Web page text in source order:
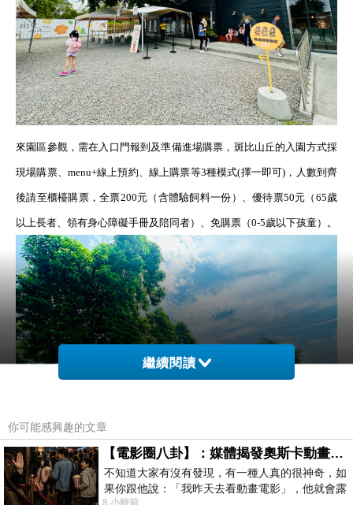
來園區參觀，需在入口門報到及準備進場購票，斑比山丘的入園方式採
現場購票、 menu+線上預約、線上購票等3種模式(擇一即可) ，人數到齊
後請至櫃檯購票，全票200元（含體驗飼料一份）、優待票50元（ 65歲
以上長者、領有身心障礙手冊及陪同者）、免購票（0-5歲以下孩童） 。
「飛花鹿院」，趁著在入口門等候進場的空檔，走到斑比山丘的前院，
繼續閱讀
你可能感興趣的文章
【電影圈八卦】：媒體揭發奧斯卡動畫項目投票醜聞！好萊塢為什麼看不起動畫電影？
不知道大家有沒有發現，有一種人真的很神奇，如
果你跟他說：「我昨天去看動畫電影」，他就會露
8 小時前